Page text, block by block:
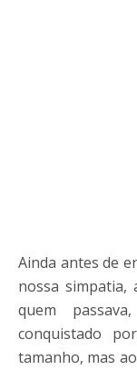
Ainda antes de
nossa simpatia,
quem
conquistado
tamanho, mas